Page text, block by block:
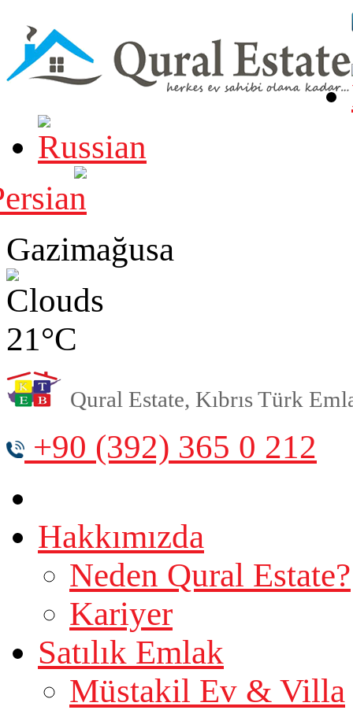
Gazimağusa
21°C
Qural Estate, Kıbrıs Türk
+90 (392) 365 0 212
Hakkımızda
Neden Qural Estate?
Kariyer
Satılık Emlak
Müstakil Ev & Villa